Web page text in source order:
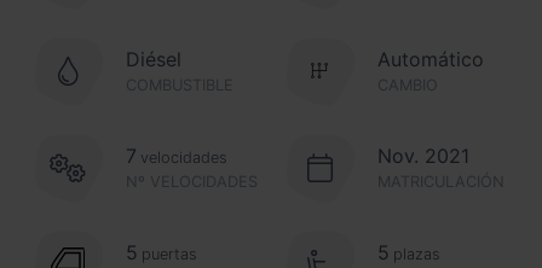
Diésel
COMBUSTIBLE CAMBIO
Automático
Nº VELOCIDADES
7 velocidades Nov. 2021
MATRICULACIÓN
5 puertas
5 plazas